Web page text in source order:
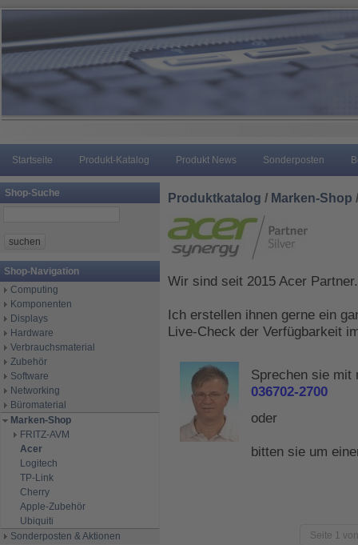
Startseite Produkt-Katalog Produkt News Sonderposten
Shop-Suche
Shop-Navigation
Computing
Komponenten
Displays
Hardware
Verbrauchsmaterial
Zubehör
Software
Networking
Büromaterial
Marken-Shop
FRITZ-AVM
Acer
Logitech
TP-Link
Cherry
Apple-Zubehör
Ubiquiti
Sonderposten & Aktionen
Produktkatalog / Marken-Shop
Wir sind seit 2015 Acer Partner.
Ich erstellen ihnen gerne ein
Live-Check der Verfügbarkeit
Sprechen sie mit
036702-2700
oder
bitten sie um
Seite 1